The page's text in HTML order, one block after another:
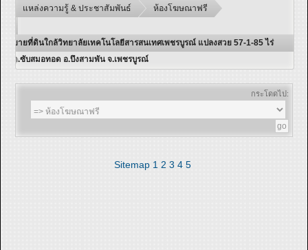
แหล่งความรู้ & ประชาสัมพันธ์
ห้องโฆษณาฟรี
ขายที่ดินใกล้วิทยาลัยเทคโนโลยีสารสนเทศเพชรบูรณ์ แปลงสวย 57-1-85 ไร่
ต.ซับสมอทอด อ.บึงสามพัน จ.เพชรบูรณ์
กระโดดไป:
Sitemap 1 2 3 4 5